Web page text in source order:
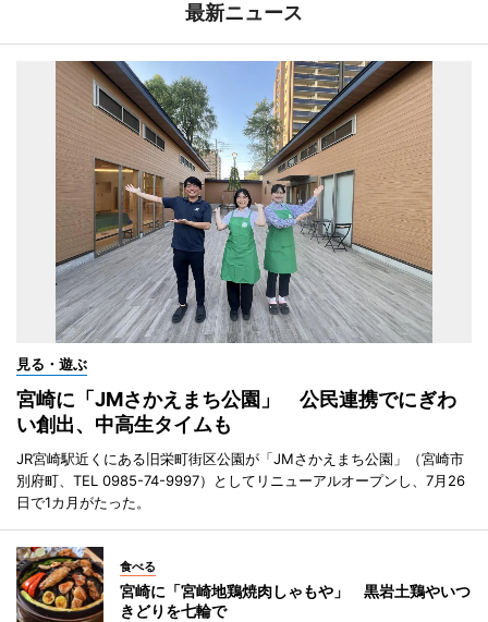
最新ニュース
見る・遊ぶ
宮崎に「JMさかえまち公園」 公民連携でにぎわ
い創出、中高生タイムも
JR宮崎駅近くにある旧栄町街区公園が「JMさかえまち公園」（宮崎市
別府町、TEL 0985-74-9997）としてリニューアルオープンし、7月26
日で1カ月がたった。
食べる
宮崎に「宮崎地鶏焼肉しゃもや」 黒岩土鶏やいつ
きどりを七輪で